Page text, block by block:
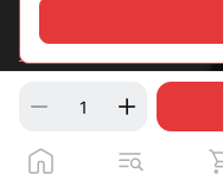
М12
Согласие на обработку
Пользовательское